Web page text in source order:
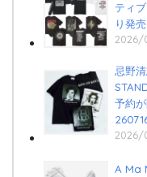
ティ
り発売
2026/
忌野
予約
2026/
A Ma